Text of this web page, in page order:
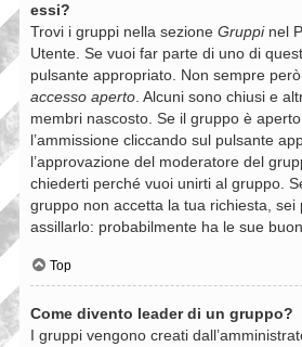
essi?
Trovi i gruppi nella sezione Gruppinel
Utente. Se vuoi far parte di uno di
pulsante appropriato. Non sempre
accesso aperto. Alcuni sono chiusi e
membri nascosto. Se il gruppo è
l’ammissione cliccando sul pulsante
l’approvazione del moderatore del
chiederti perché vuoi unirti al gruppo.
gruppo non accetta la tua richiesta, sei
assillarlo: probabilmente ha le sue
Top
Come divento leader di un gruppo?
I gruppi vengono creati